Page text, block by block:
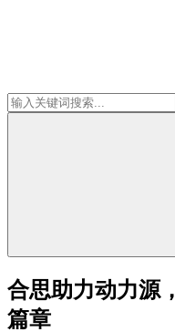
合思助力动力源
篇章